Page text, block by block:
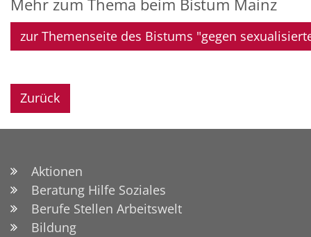
Mehr zum Thema beim Bistum Mainz
zur Themenseite des Bistums "gegen
Zurück
Aktionen
Beratung Hilfe Soziales
Berufe Stellen Arbeitswelt
Bildung